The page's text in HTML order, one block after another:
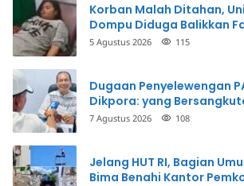
Korban Malah Ditahan,
Dompu Diduga Balikkan
Penganiayaan
5 Agustus 2026 115
Dugaan Penyelewengan
Dikpora: yang
Perbuatannya dan Siap
7 Agustus 2026 108
Jelang HUT RI, Bagian
Bima Benahi Kantor